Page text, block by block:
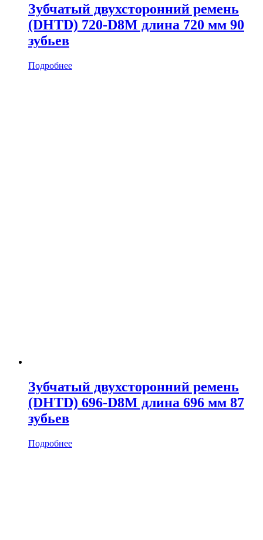
Зубчатый двухсторонний ремень
(DHTD) 720-D8M длина 720 мм 90
зубьев
Подробнее
Зубчатый двухсторонний ремень
(DHTD) 696-D8M длина 696 мм 87
зубьев
Подробнее